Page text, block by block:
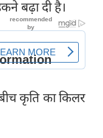
बढ़ा दी है।
कृति का किलर